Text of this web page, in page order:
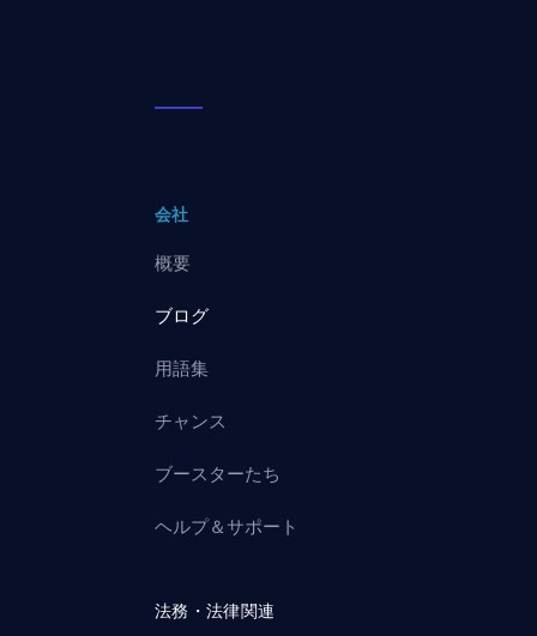
会社
概要
ブログ
用語集
チャンス
ブースターたち
ヘルプ＆サポート
法務・法律関連